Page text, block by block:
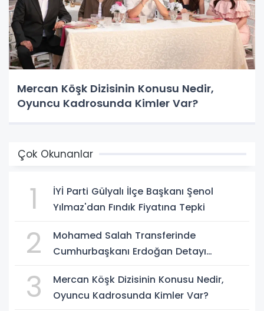
Mercan Köşk Dizisinin Konusu Nedir,
Oyuncu Kadrosunda Kimler Var?
Çok Okunanlar
1
İYİ Parti Gülyalı İlçe Başkanı Şenol
Yılmaz'dan Fındık Fiyatına Tepki
2
Mohamed Salah Transferinde
Cumhurbaşkanı Erdoğan Detayı
3
Mercan Köşk Dizisinin Konusu Nedir,
Oyuncu Kadrosunda Kimler Var?